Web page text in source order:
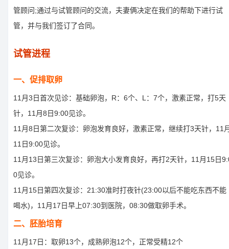
管顾问;通过与试管顾问的交流，夫妻俩决定在我们的帮助下进行试
管，并与我们签订了合同。
试管进程
一、促排取卵
11月3日首次见诊：基础卵泡，R：6个、L：7个，激素正常，打5天
针，11月8日9:00见诊。
11月8日第二次复诊：卵泡发育良好，激素正常，继续打3天针，11
11日9:00见诊。
11月13日第三次复诊：卵泡大小发育良好，再打2天针，11月15日
0见诊。
11月15日第四次复诊：21:30准时打夜针(23:00以后不能吃东西不能
喝水)，11月17日早上07:30到医院，08:30做取卵手术。
二、胚胎培育
11月17日：取卵13个，成熟卵泡12个，正常受精12个